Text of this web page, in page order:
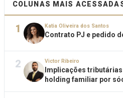
COLUNAS MAIS
1 Katia Oliveira dos Santos
Contrato PJ e pedido
2 Victor Ribeiro
Implicações
holding familiar por